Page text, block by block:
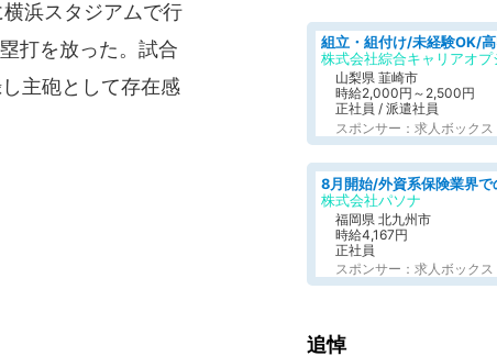
浜スタジアムで行
打を放った。試合
主砲として存在感
株式会社綜合キャリアオプ
山梨県 韮崎市
時給2,000円～2,500円
正社員 / 派遣社員
スポンサー：求人ボックス
株式会社パソナ
福岡県 北九州市
時給4,167円
正社員
スポンサー：求人ボックス
追悼